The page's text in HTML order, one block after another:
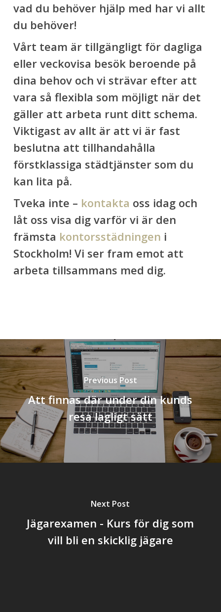
vad du behöver hjälp med har vi allt
du behöver!
Vårt team är tillgängligt för dagliga
eller veckovisa besök beroende på
dina behov och vi strävar efter att
vara så flexibla som möjligt när det
gäller att arbeta runt ditt schema.
Viktigast av allt är att vi är fast
beslutna att tillhandahålla
förstklassiga städtjänster som du
kan lita på.
Tveka inte – kontakta oss idag och
låt oss visa dig varför vi är den
främsta kontorsstädningen i
Stockholm! Vi ser fram emot att
arbeta tillsammans med dig.
Previous Post
Att finnas där under din kunds
resa lagligt sätt
Next Post
Jägarexamen - Kurs för dig som
vill bli en skicklig jägare